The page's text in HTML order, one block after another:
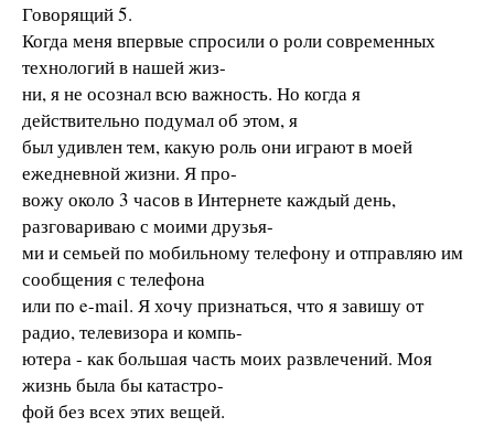
Говорящий 5.
Когда меня впервые спросили о роли современных
технологий в нашей жиз-
ни, я не осознал всю важность. Но когда я
действительно подумал об этом, я
был удивлен тем, какую роль они играют в моей
ежедневной жизни. Я про-
вожу около 3 часов в Интернете каждый день,
разговариваю с моими друзья-
ми и семьей по мобильному телефону и отправляю им
сообщения с телефона
или по e-mail. Я хочу признаться, что я завишу от
радио, телевизора и компь-
ютера - как большая часть моих развлечений. Моя
жизнь была бы катастро-
фой без всех этих вещей.